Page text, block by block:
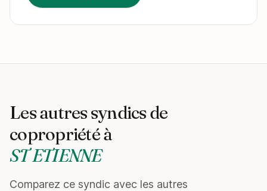
Les autres syndics de
copropriété à
ST ETIENNE
Comparez ce syndic avec les autres